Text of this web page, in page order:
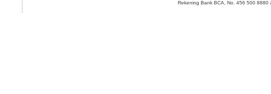
Rekening Bank BCA, No. 456 500 8880